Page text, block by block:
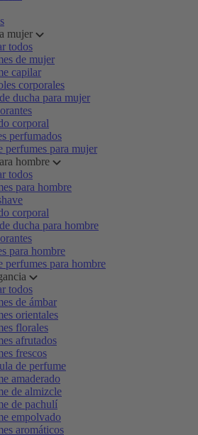
mujer
todos
de mujer
capilar
corporales
ducha para mujer
corporal
perfumados
perfumes para mujer
hombre
todos
para hombre
corporal
ducha para hombre
para hombre
perfumes para hombre
todos
de ámbar
orientales
florales
afrutados
frescos
de perfume
amaderado
de almizcle
de pachulí
empolvado
aromáticos